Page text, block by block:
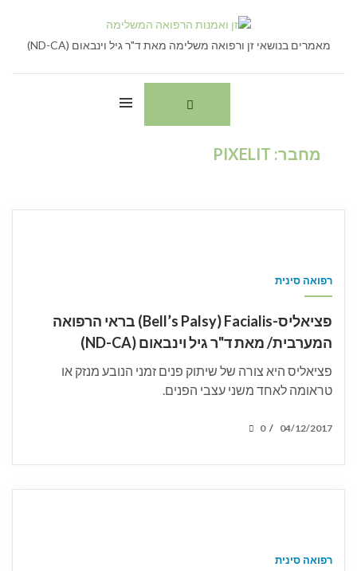
contentמאמרים בנושאי זן ורפואה משלימה מאת ד"ר גיל וינבאום (ND-CA)
מחבר: PIXELIT
רפואה סינית
פציאליס-Bell’s Palsy) Facialis) בראי הרפואה
המערבית/ מאת ד"ר גיל וינבאום (ND-CA)
פציאליס היא צורה של שיתוק פנים זמני הנובע מנזק או
טראומה לאחד משני עצבי הפנים.
POSTED
04/12/2017
/
0
רפואה סינית